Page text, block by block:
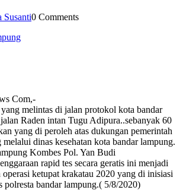
Susanti0 Comments
Com,-
melintas di jalan protokol kota bandar
Raden intan Tugu Adipura..sebanyak 60
yang di peroleh atas dukungan pemerintah
dinas kesehatan kota bandar lampung.
Kombes Pol. Yan Budi
rapid tes secara geratis ini menjadi
ketupat krakatau 2020 yang di inisiasi
polresta bandar lampung.( 5/8/2020)